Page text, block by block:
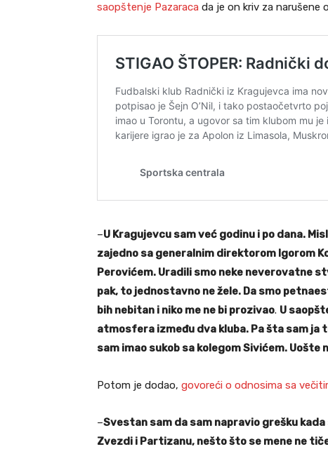
saopštenje Pazaraca da je on kriv za narušene
–U Kragujevcu sam već godinu i po dana.
zajedno sa generalnim direktorom Igorom
Perovićem. Uradili smo neke neverovatne
pak, to jednostavno ne žele. Da smo
bih nebitan i niko me ne bi prozivao. U
atmosfera između dva kluba. Pa šta sam ja
sam imao sukob sa kolegom Sivićem. Uošte
Potom je dodao, govoreći o odnosima sa
–Svestan sam da sam napravio grešku
Zvezdi i Partizanu, nešto što se mene ne